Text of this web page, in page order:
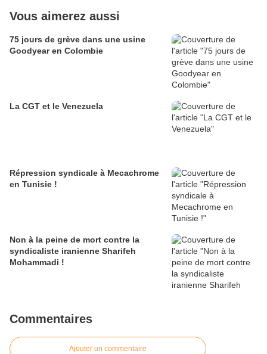
Vous aimerez aussi
75 jours de grève dans une usine
Goodyear en Colombie
La CGT et le Venezuela
Répression syndicale à Mecachrome
en Tunisie !
Non à la peine de mort contre la
syndicaliste iranienne Sharifeh
Mohammadi !
Commentaires
Ajouter un commentaire